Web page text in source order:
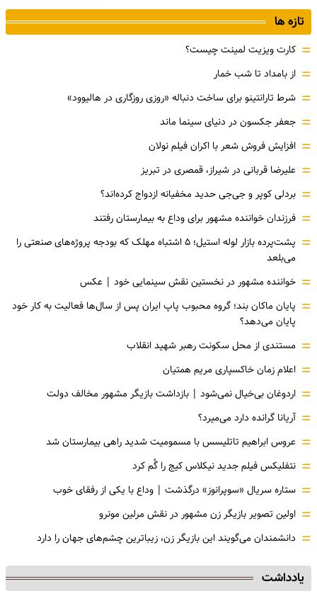
تازه ها
= کارت ویزیت لمینت چیست؟
= از بامداد تا شب خمار
= شرط تارانتینو برای ساخت دنباله «روزی روزگاری در هالیوود»
= جعفر جکسون در دنیای سینما ماند
= افزایش فروش شعر با اکران فیلم نولان
= علیرضا قربانی در شیراز، قمصری در تبریز
= بردلی کوپر و جی‌جی حدید مخفیانه ازدواج کرده‌اند؟
= فرزندان خواننده مشهور برای وداع به بیمارستان رفتند
=
پشت‌پرده بازار لوله استیل؛ ۵ اشتباه مهلک که بودجه پروژه‌های صنعتی را
می‌بلعد
= خواننده مشهور در نخستین نقش سینمایی خود |‌ عکس
= پایان ماکان بند؛ گروه محبوب پاپ ایران پس از سال‌ها فعالیت به کار خود
پایان می‌دهد؟
= مستندی از محل سکونت رهبر شهید انقلاب
= اعلام زمان خاکسپاری مریم همتیان
= اردوغان بی‌خیال نمی‌شود | بازداشت بازیگر مشهور مخالف دولت
= آریانا گرانده دارد می‌میرد؟
= عروس ابراهیم تاتلیسس با مسمومیت شدید راهی بیمارستان شد
= نتفلیکس فیلم جدید نیکلاس کیج را گُم کرد
= ستاره سریال «سوپرانوز» درگذشت | وداع با یکی از رفقای خوب
= اولین تصویر بازیگر زن مشهور در نقش مرلین مونرو
= دانشمندان می‌گویند این بازیگر زن، زیباترین چشم‌های جهان را دارد
یادداشت